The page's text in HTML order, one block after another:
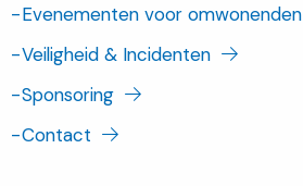
-Evenementen voor omwonenden
-Veiligheid & Incidenten
-Sponsoring
-Contact